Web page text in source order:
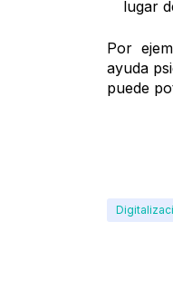
lugar
Por
ayuda
puede